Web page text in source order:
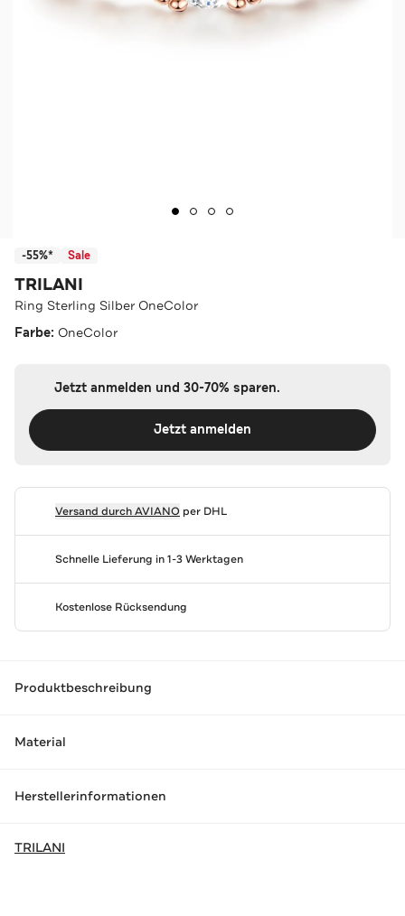
-55%* Sale
TRILANI
Ring Sterling Silber OneColor
Farbe: OneColor
Jetzt anmelden und 30-70% sparen.
Jetzt anmelden
Versand durchAVIANOper DHL
Schnelle Lieferung in 1-3 Werktagen
Kostenlose Rücksendung
Produktbeschreibung
Material
Herstellerinformationen
TRILANI